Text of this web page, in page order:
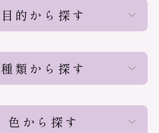
目的から探す
種類から探す
色から探す